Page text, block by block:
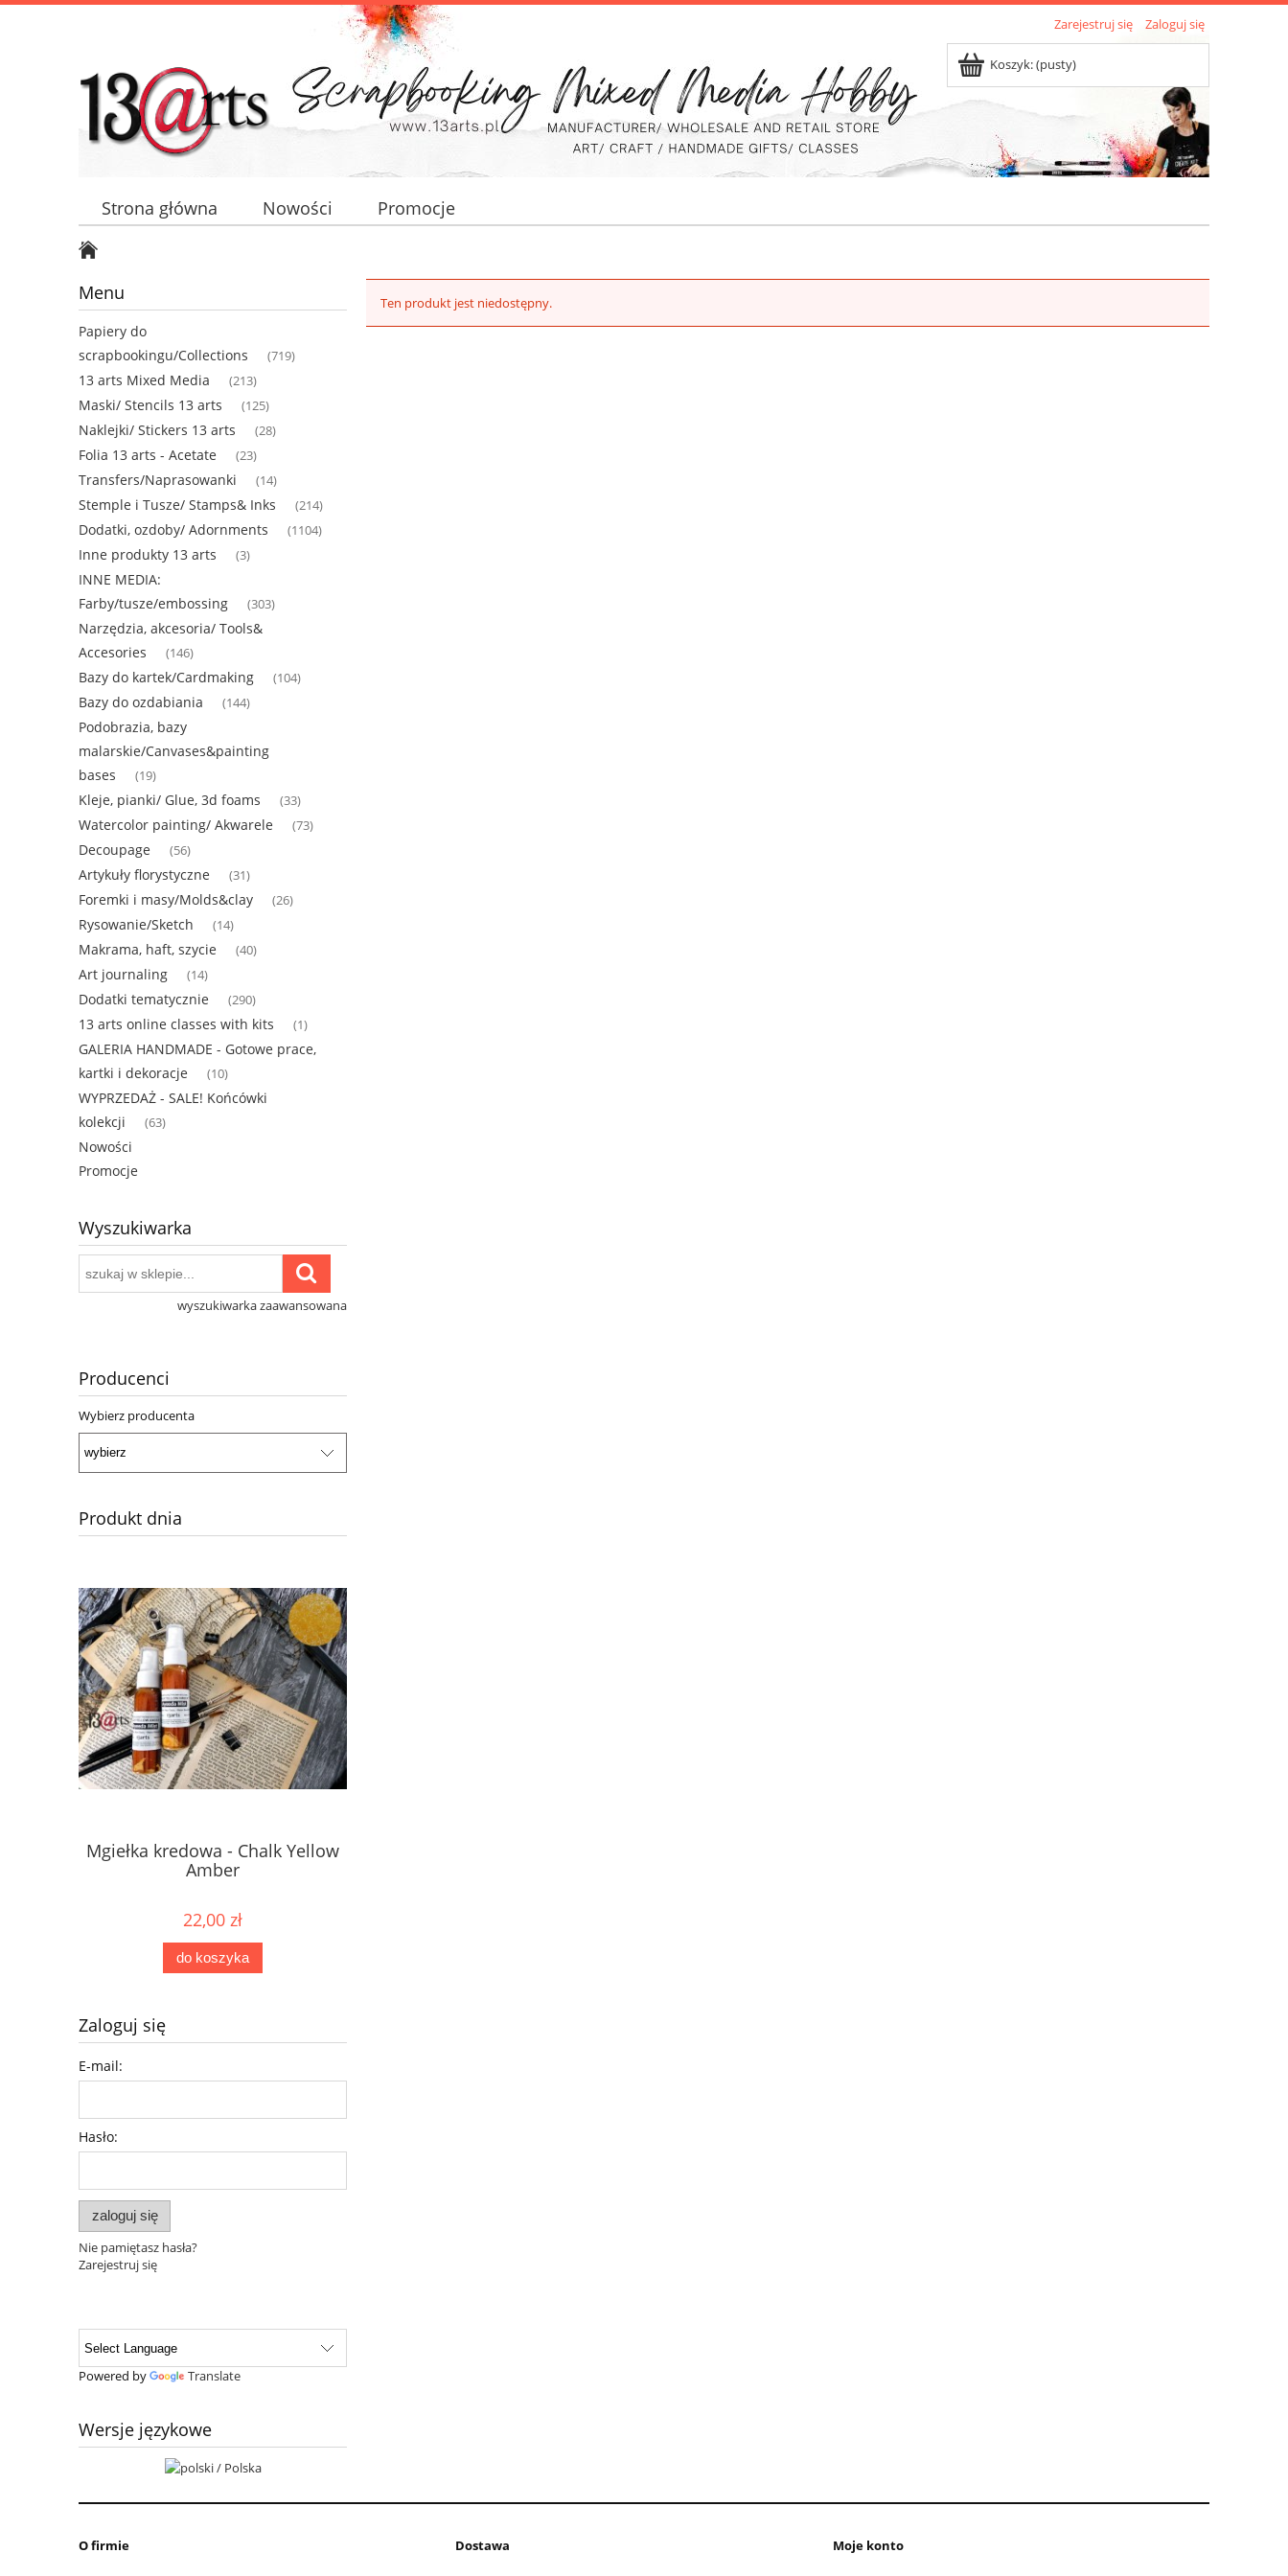
Zarejestruj się Zaloguj się
Koszyk:(pusty)
Strona główna Nowości Promocje
Menu
Papiery do
scrapbookingu/Collections
(719)
13 arts Mixed Media (213)
Maski/ Stencils 13 arts (125)
Naklejki/ Stickers 13 arts (28)
Folia 13 arts - Acetate (23)
Transfers/Naprasowanki (14)
Stemple i Tusze/ Stamps& Inks (214)
Dodatki, ozdoby/ Adornments (1104)
Inne produkty 13 arts (3)
INNE MEDIA:
Farby/tusze/embossing
(303)
Narzędzia, akcesoria/ Tools&
Accesories
(146)
Bazy do kartek/Cardmaking (104)
Bazy do ozdabiania (144)
Podobrazia, bazy
malarskie/Canvases&painting
bases
(19)
Kleje, pianki/ Glue, 3d foams (33)
Watercolor painting/ Akwarele (73)
Decoupage (56)
Artykuły florystyczne (31)
Foremki i masy/Molds&clay (26)
Rysowanie/Sketch (14)
Makrama, haft, szycie (40)
Art journaling (14)
Dodatki tematycznie (290)
13 arts online classes with kits (1)
GALERIA HANDMADE - Gotowe prace,
kartki i dekoracje
(10)
WYPRZEDAŻ - SALE! Końcówki
kolekcji
(63)
Nowości
Promocje
Wyszukiwarka
wyszukiwarka zaawansowana
Producenci
Wybierz producenta
Produkt dnia
Mgiełka kredowa - Chalk Yellow
Amber
22,00 zł
do koszyka
Zaloguj się
E-mail:
Hasło:
zaloguj się
Nie pamiętasz hasła?
Zarejestruj się
Powered by Translate
Wersje językowe
Ten produkt jest niedostępny.
O firmie Dostawa Moje konto